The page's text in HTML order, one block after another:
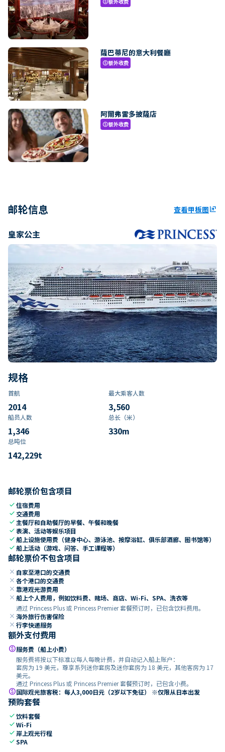
paid
薩巴蒂尼的意大利餐廳
paid额外收费
阿爾弗雷多披薩店
paid额外收费
邮轮信息 查看甲板图ungroup
皇家公主
规格
首航
2014
最大乘客人数
3,560
船员人数
1,346
总长（米）
330m
总吨位
142,229t
邮轮票价包含项目
check住宿费用
check 交通费用
check 主餐厅和自助餐厅的早餐、午餐和晚餐
check表演、活动等娱乐项目
check船上设施使用费（健身中心、游泳池、按摩浴缸、俱乐部酒廊、图书馆等）
check船上活动（游戏、问答、手工课程等）
邮轮票价不包含项目
close 自家至港口的交通费
close 各个港口的交通费
close 靠港观光游费用
close 船上个人费用，例如饮料费、赌场、商店、Wi-Fi、SPA、洗衣等
通过 Princess Plus 或 Princess Premier 套餐预订时，已包含饮料费用。
close 海外旅行伤害保险
close 行李快递服务
额外支付费用
paid服务费（船上小费）
服务费将按以下标准以每人每晚计费，并自动记入船上账户：
套房为 19 美元，尊享系列迷你套房及迷你套房为 18 美元，其他客房为 17
美元。
通过 Princess Plus 或 Princess Premier 套餐预订时，已包含小费。
paid国际观光旅客税：每人3,000日元（2岁以下免征） ※仅限从日本出发
预购套餐
check饮料套餐
checkWi-Fi
check 岸上观光行程
checkSPA